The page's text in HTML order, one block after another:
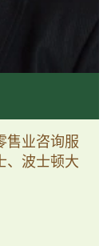
售业咨询服
、波士顿大